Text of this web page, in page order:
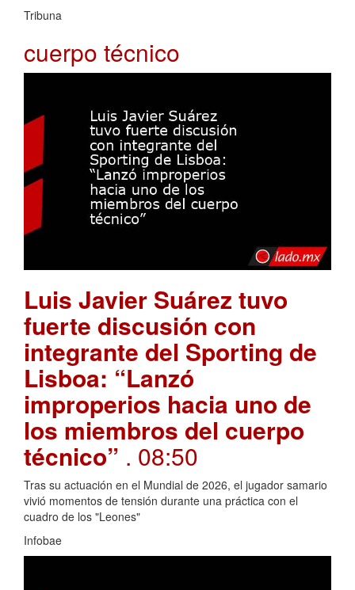
Tribuna
cuerpo técnico
Luis Javier Suárez tuvo
fuerte discusión con
integrante del Sporting de
Lisboa: “Lanzó
improperios hacia uno de
los miembros del cuerpo
técnico” . 08:50
Tras su actuación en el Mundial de 2026, el jugador samario
vivió momentos de tensión durante una práctica con el
cuadro de los "Leones"
Infobae